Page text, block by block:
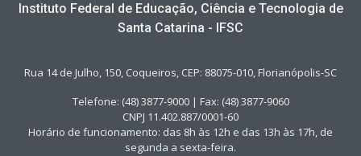
Instituto Federal de Educação, Ciência e Tecnologia de
Santa Catarina - IFSC
Rua 14 de Julho, 150, Coqueiros, CEP: 88075-010, Florianópolis-SC
Telefone: (48) 3877-9000 | Fax: (48) 3877-9060
CNPJ 11.402.887/0001-60
Horário de funcionamento: das 8h às 12h e das 13h às 17h, de
segunda a sexta-feira.